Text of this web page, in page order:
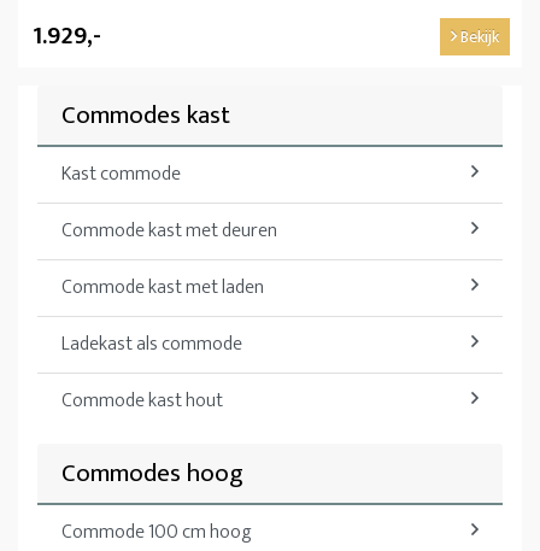
1.929,- Bekijk
Commodes kast
Kast commode
Commode kast met deuren
Commode kast met laden
Ladekast als commode
Commode kast hout
Commodes hoog
Commode 100 cm hoog